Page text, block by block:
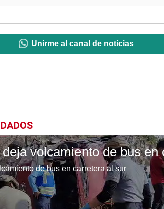
Unirme al canal de noticias
de bus en carretera al sur